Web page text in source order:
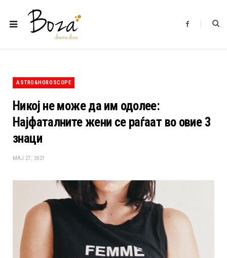
F
b
ASTRO&HOROSCOPE
Никој не може да им одолее:
Најфаталните жени се раѓаат во овие 3
знаци
МАЈ 27, 2021